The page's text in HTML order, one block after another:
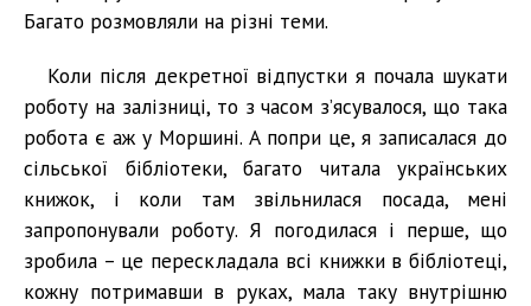
Багато розмовляли на різні теми.
Коли після декретної відпустки я почала шукати
роботу на залізниці, то з часом з’ясувалося, що така
робота є аж у Моршині. А попри це, я записалася до
сільської бібліотеки, багато читала українських
книжок, і коли там звільнилася посада, мені
запропонували роботу. Я погодилася і перше, що
зробила – це перескладала всі книжки в бібліотеці,
кожну потримавши в руках, мала таку внутрішню